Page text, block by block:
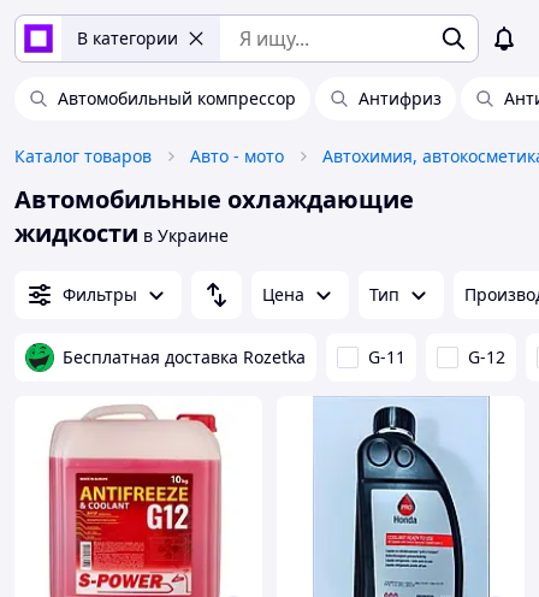
В категории
Автомобильный компрессор Антифриз
Каталог товаров Авто - мото
Автомобильные охлаждающие
жидкости в Украине
Фильтры Цена Тип
Бесплатная доставка Rozetka G-11 G-12